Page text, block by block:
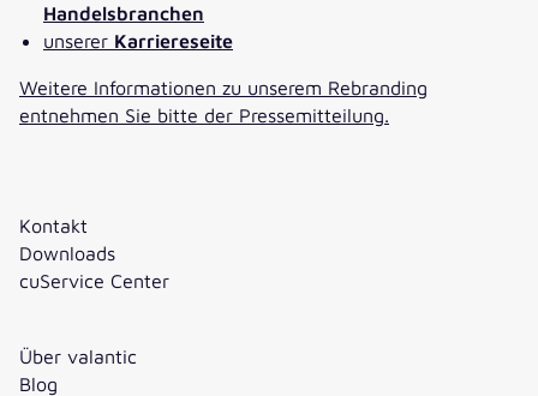
Handelsbranchen
unserer Karriereseite
Weitere Informationen zu unserem Rebranding
entnehmen Sie bitte der Pressemitteilung.
Kontakt
Downloads
cuService Center
Über valantic
Blog